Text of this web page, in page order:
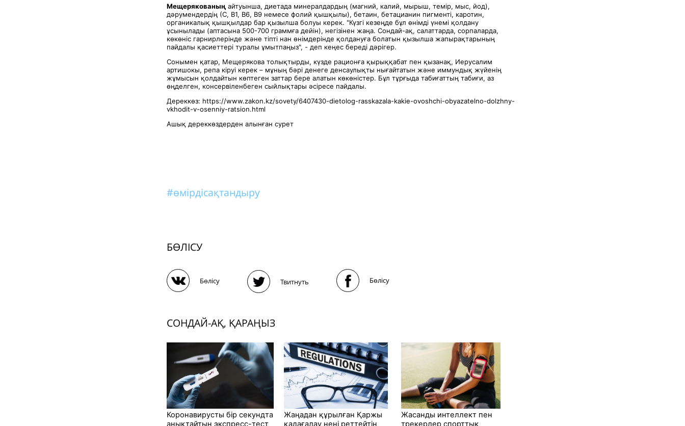
Мещерякованың айтуынша, диетада минералдардың (магний, калий, мырыш, темір, мыс, йод),
дәрумендердің (С, В1, В6, В9 немесе фолий қышқылы), бетаин, бетацианин пигменті, каротин,
органикалық қышқылдар бар қызылша болуы керек. "Күзгі кезеңде бұл өнімді үнемі қолдану
ұсынылады (аптасына 500-700 граммға дейін), негізінен жаңа. Сондай-ақ, салаттарда, сорпаларда,
көкөніс гарнирлерінде және тіпті нан өнімдерінде қолдануға болатын қызылша жапырақтарының
пайдалы қасиеттері туралы ұмытпаңыз", - деп кеңес береді дәрігер.
Сонымен қатар, Мещерякова толықтырды, күзде рационға қырыққабат пен қызанақ, Иерусалим
артишокы, репа кіруі керек – мұның бәрі денеге денсаулықты нығайтатын және иммундық жүйенің
жұмысын қолдайтын көптеген заттар бере алатын көкөністер. Бұл тұрғыда табиғаттың табиғи, аз
өңделген, консервіленбеген сыйлықтары әсіресе пайдалы.
Дереккөз: https://www.zakon.kz/sovety/6407430-dietolog-rasskazala-kakie-ovoshchi-obyazatelno-dolzhny-
vkhodit-v-osenniy-ratsion.html
Ашық дереккөздерден алынған сурет
#өмірдісақтандыру
БӨЛІСУ
Бөлісу Твитнуть Бөлісу
СОНДАЙ-АҚ, ҚАРАҢЫЗ
Коронавирусты бір секундта
анықтайтын экспресс-тест
Жаңадан құрылған Қаржы
қадағалау нені реттейтін
Жасанды интеллект пен
трекерлер спорттық